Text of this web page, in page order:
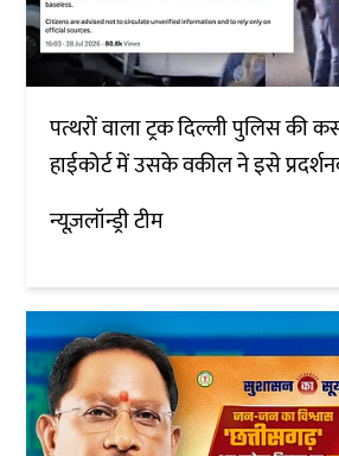
पत्थरों वाला ट्रक दिल्ली पुलिस की
हाईकोर्ट में उसके वकील ने इसे
न्यूज़लॉन्ड्री टीम